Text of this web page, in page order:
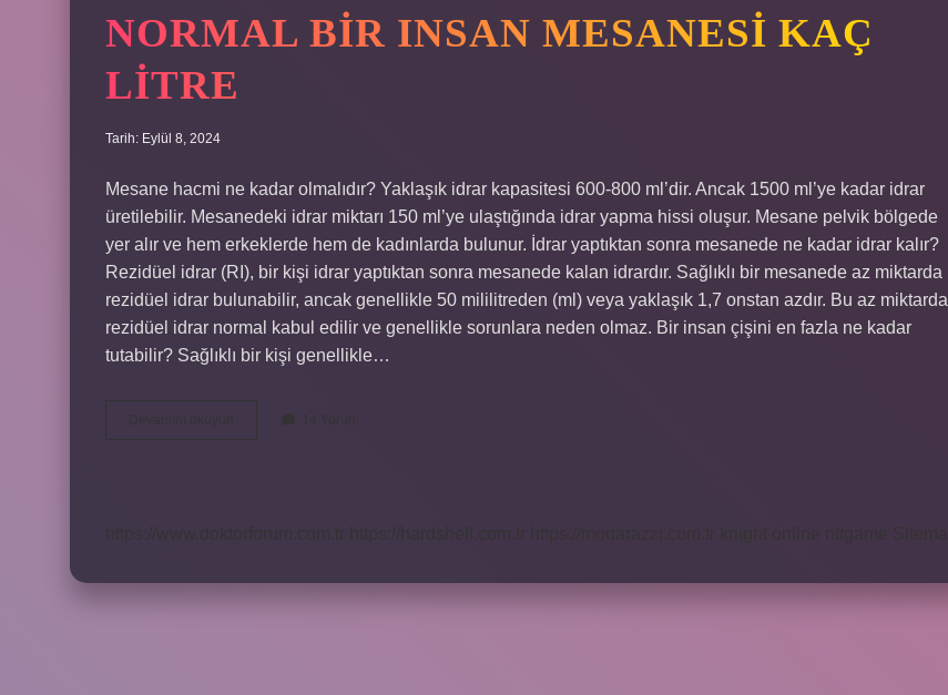
NORMAL BIR INSAN MESANESI KAÇ
LITRE
Tarih: Eylül 8, 2024
Mesane hacmi ne kadar olmalıdır? Yaklaşık idrar kapasitesi 600-800 ml’dir. Ancak 1500 ml’ye kadar idrar
üretilebilir. Mesanedeki idrar miktarı 150 ml’ye ulaştığında idrar yapma hissi oluşur. Mesane pelvik bölgede
yer alır ve hem erkeklerde hem de kadınlarda bulunur. İdrar yaptıktan sonra mesanede ne kadar idrar kalır?
Rezidüel idrar (RI), bir kişi idrar yaptıktan sonra mesanede kalan idrardır. Sağlıklı bir mesanede az miktarda
rezidüel idrar bulunabilir, ancak genellikle 50 mililitreden (ml) veya yaklaşık 1,7 onstan azdır. Bu az miktarda
rezidüel idrar normal kabul edilir ve genellikle sorunlara neden olmaz. Bir insan çişini en fazla ne kadar
tutabilir? Sağlıklı bir kişi genellikle…
https://www.doktorforum.com.tr